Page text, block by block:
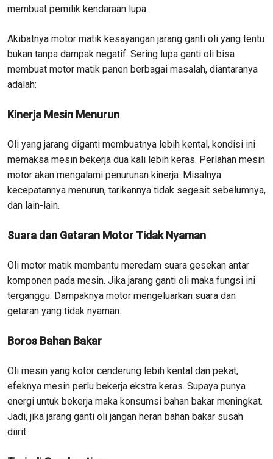
membuat pemilik kendaraan lupa.
Akibatnya motor matik kesayangan jarang ganti oli yang tentu
bukan tanpa dampak negatif. Sering lupa ganti oli bisa
membuat motor matik panen berbagai masalah, diantaranya
adalah:
Kinerja Mesin Menurun
Oli yang jarang diganti membuatnya lebih kental, kondisi ini
memaksa mesin bekerja dua kali lebih keras. Perlahan mesin
motor akan mengalami penurunan kinerja. Misalnya
kecepatannya menurun, tarikannya tidak segesit sebelumnya,
dan lain-lain.
Suara dan Getaran Motor Tidak Nyaman
Oli motor matik membantu meredam suara gesekan antar
komponen pada mesin. Jika jarang ganti oli maka fungsi ini
terganggu. Dampaknya motor mengeluarkan suara dan
getaran yang tidak nyaman.
Boros Bahan Bakar
Oli mesin yang kotor cenderung lebih kental dan pekat,
efeknya mesin perlu bekerja ekstra keras. Supaya punya
energi untuk bekerja maka konsumsi bahan bakar meningkat.
Jadi, jika jarang ganti oli jangan heran bahan bakar susah
diirit.